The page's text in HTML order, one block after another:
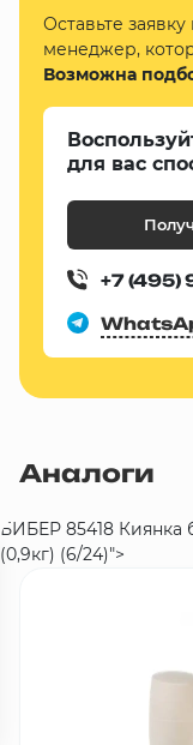
Оставьте
менеджер,
Возможна
для вас
+7 (495)
Аналоги
БИБЕР 85418 Киянка
(0,9кг) (6/24)">